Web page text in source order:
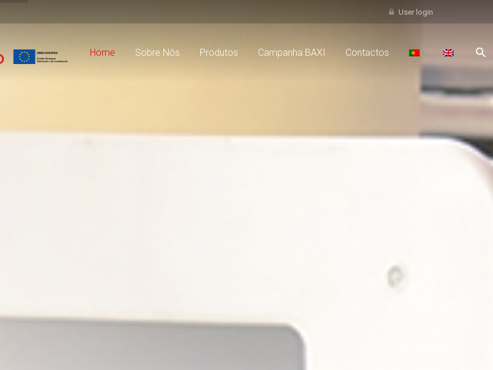
User login
Home Sobre Nós Produtos Campanha BAXI Contactos